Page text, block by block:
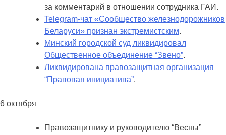
за комментарий в отношении сотрудника ГАИ.
Telegram-чат «Сообщество железнодорожников
Беларуси» признан экстремистским.
Минский городской суд ликвидировал
Общественное объединение “Звено”.
Ликвидирована правозащитная организация
“Правовая инициатива”.
6 октября
Правозащитнику и руководителю “Весны”